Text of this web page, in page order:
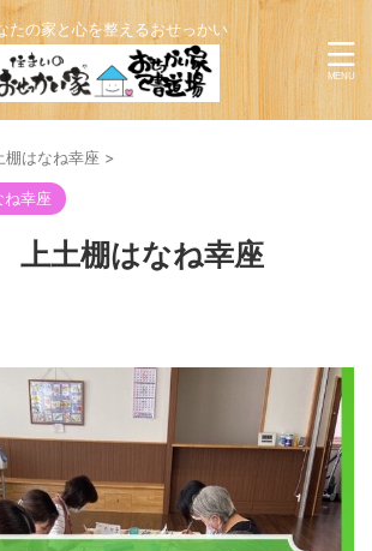
たの家と心を整えるおせっかい
棚はなね幸座 >
ね幸座
上土棚はなね幸座